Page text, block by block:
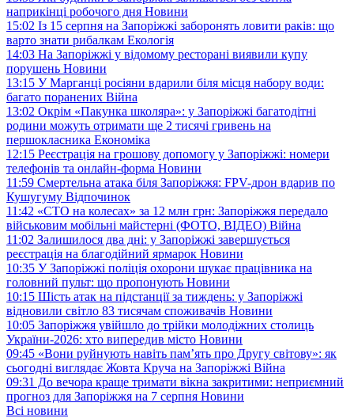
наприкінці робочого дня Новини
15:02 Із 15 серпня на Запоріжжі заборонять ловити раків: що
варто знати рибалкам Екологія
14:03 На Запоріжжі у відомому ресторані виявили купу
порушень Новини
13:15 У Марганці росіяни вдарили біля місця набору води:
багато поранених Війна
13:02 Окрім «Пакунка школяра»: у Запоріжжі багатодітні
родини можуть отримати ще 2 тисячі гривень на
першокласника Економіка
12:15 Реєстрація на грошову допомогу у Запоріжжі: номери
телефонів та онлайн-форма Новини
11:59 Смертельна атака біля Запоріжжя: FPV-дрон вдарив по
Кушугуму Відпочинок
11:42 «СТО на колесах» за 12 млн грн: Запоріжжя передало
військовим мобільні майстерні (ФОТО, ВІДЕО) Війна
11:02 Залишилося два дні: у Запоріжжі завершується
реєстрація на благодійний ярмарок Новини
10:35 У Запоріжжі поліція охорони шукає працівника на
головний пульт: що пропонують Новини
10:15 Шість атак на підстанції за тиждень: у Запоріжжі
відновили світло 83 тисячам споживачів Новини
10:05 Запоріжжя увійшло до трійки молодіжних столиць
України-2026: хто випередив місто Новини
09:45 «Вони руйнують навіть пам’ять про Другу світову»: як
сьогодні виглядає Жовта Круча на Запоріжжі Війна
09:31 До вечора краще тримати вікна закритими: неприємний
прогноз для Запоріжжя на 7 серпня Новини
Всі новини